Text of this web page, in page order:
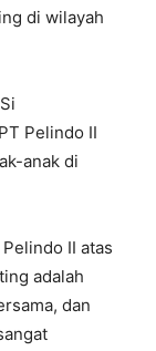
di wilayah
Pelindo II
anak di
II atas
adalah
dan